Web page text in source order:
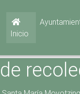
Inicio